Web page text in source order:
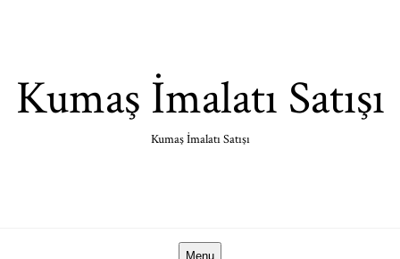
Kumaş İmalatı Satışı
Kumaş İmalatı Satışı
Menu